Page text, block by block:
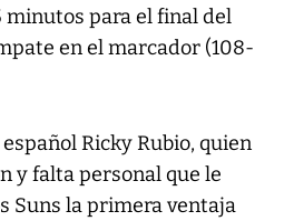
minutos para el final del
en el marcador (108-
Ricky Rubio, quien
y falta personal que le
Suns la primera ventaja